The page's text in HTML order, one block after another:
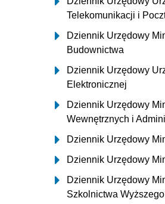
Telekomunikacji i
Dziennik Urzędowy
Budownictwa
Dziennik Urzędowy
Elektronicznej
Dziennik Urzędowy
Wewnętrznych i
Dziennik Urzędowy
Dziennik Urzędowy
Dziennik Urzędowy
Szkolnictwa Wyższego